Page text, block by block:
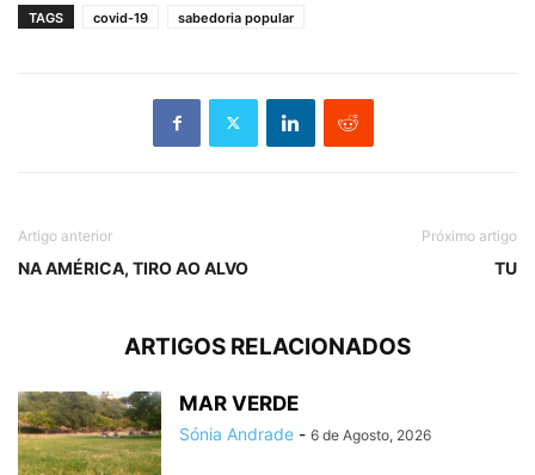
TAGS covid-19 sabedoria popular
Artigo anterior
NA AMÉRICA, TIRO AO ALVO
Próximo artigo
TU
ARTIGOS RELACIONADOS
MAR VERDE
Sónia Andrade - 6 de Agosto, 2026